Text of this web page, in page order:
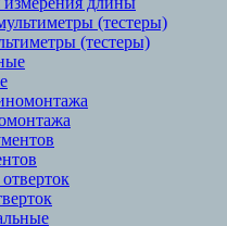
(тестеры)